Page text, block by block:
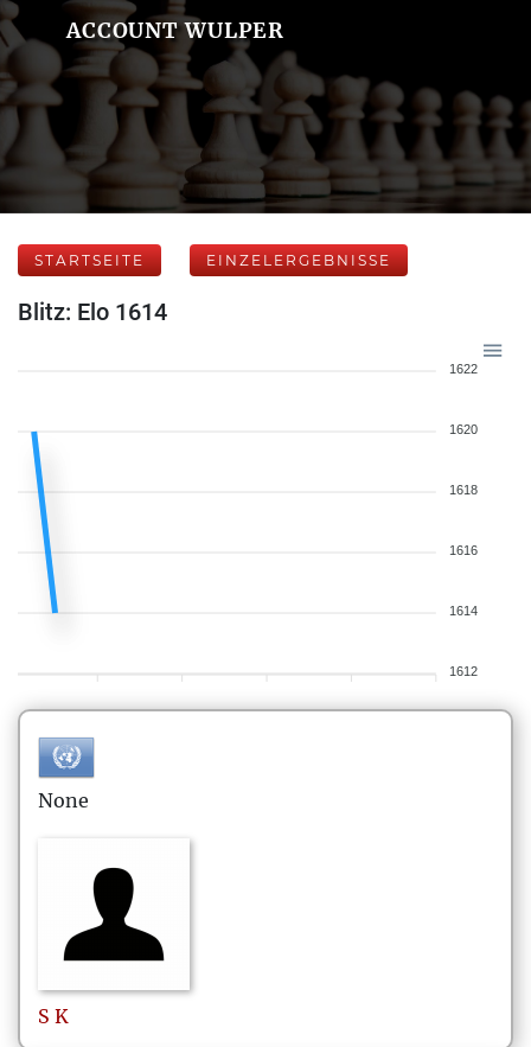
ACCOUNT WULPER
STARTSEITE EINZELERGEBNISSE
Blitz: Elo 1614
1622
1620
1618
1616
1614
1612
None
S K